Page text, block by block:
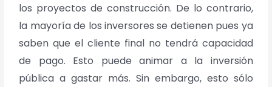
los proyectos de construcción. De lo contrario,
la mayoría de los inversores se detienen pues ya
saben que el cliente final no tendrá capacidad
de pago. Esto puede animar a la inversión
pública a gastar más. Sin embargo, esto sólo